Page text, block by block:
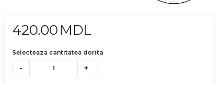
420.00 MDL
Selecteaza cantitatea dorita
- +